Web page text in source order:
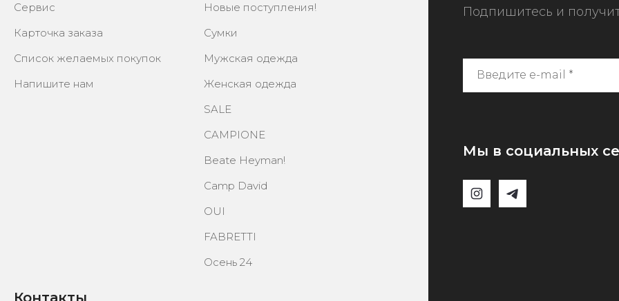
Cервис
Карточка заказа
Список желаемых покупок
Напишите нам
Новые поступления!
Сумки
Мужская одежда
Женская одежда
SALE
CAMPIONE
Beate Heyman!
Camp David
OUI
FABRETTI
Осень 24
Контакты
Подпишитесь и
Мы в социальных